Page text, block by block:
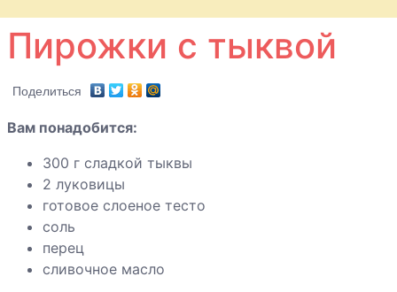
Пирожки с тыквой
Поделиться
Вам понадобится:
300 г сладкой тыквы
2 луковицы
готовое слоеное тесто
соль
перец
сливочное масло